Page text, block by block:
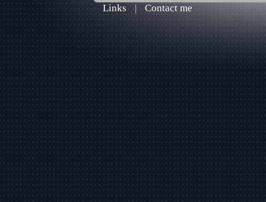
Links | Contact me